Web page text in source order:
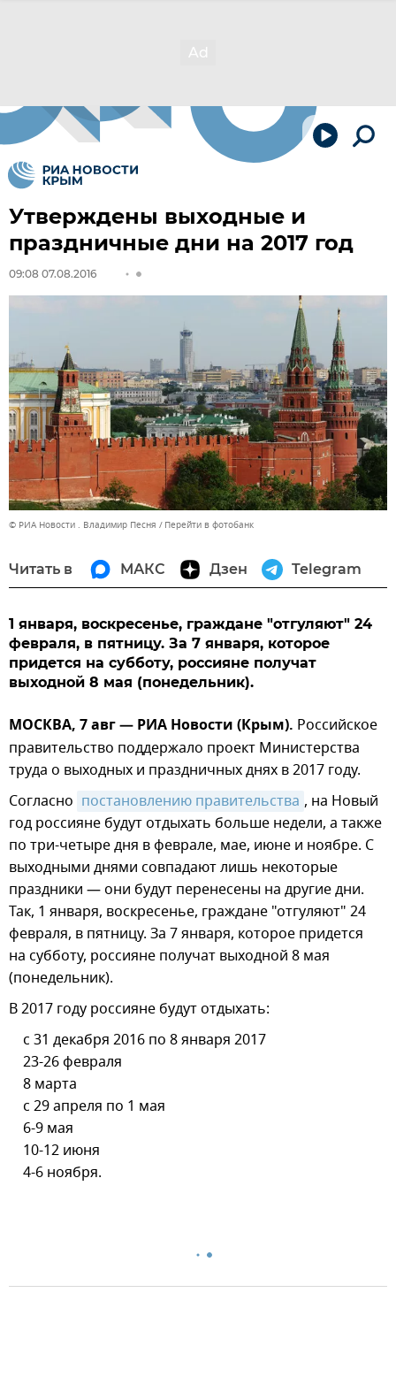
Утверждены выходные и
праздничные дни на 2017 год
09:08 07.08.2016
© РИА Новости . Владимир Песня Перейти в фотобанк
Читать в МАКС Дзен Telegram
1 января, воскресенье, граждане "отгуляют" 24
февраля, в пятницу. За 7 января, которое
придется на субботу, россияне получат
выходной 8 мая (понедельник).
МОСКВА, 7 авг — РИА Новости (Крым). Российское
правительство поддержало проект Министерства
труда о выходных и праздничных днях в 2017 году.
Согласно постановлению правительства , на Новый
год россияне будут отдыхать больше недели, а также
по три-четыре дня в феврале, мае, июне и ноябре. С
выходными днями совпадают лишь некоторые
праздники — они будут перенесены на другие дни.
Так, 1 января, воскресенье, граждане "отгуляют" 24
февраля, в пятницу. За 7 января, которое придется
на субботу, россияне получат выходной 8 мая
(понедельник).
В 2017 году россияне будут отдыхать:
с 31 декабря 2016 по 8 января 2017
23-26 февраля
8 марта
с 29 апреля по 1 мая
6-9 мая
10-12 июня
4-6 ноября.